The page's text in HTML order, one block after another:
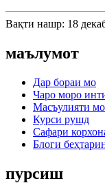
Вақти нашр: 18
маълумот
Дар бораи мо
Чаро моро
Масъулияти мо
Курси рушд
Сафари
Блоги
пурсиш